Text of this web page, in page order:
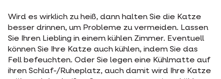
Wird es wirklich zu heiß, dann halten Sie die Katze
besser drinnen, um Probleme zu vermeiden. Lassen
Sie Ihren Liebling in einem kühlen Zimmer. Eventuell
können Sie Ihre Katze auch kühlen, indem Sie das
Fell befeuchten. Oder Sie legen eine Kühlmatte auf
ihren Schlaf-/Ruheplatz, auch damit wird Ihre Katze